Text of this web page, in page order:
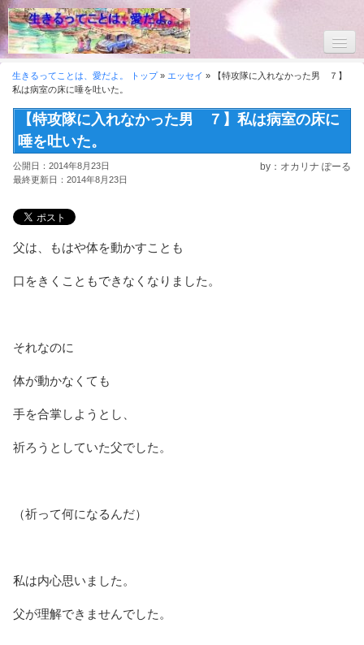
ホーム
オカリナぽーるです。よろしくお願いします。
生きるってことは、愛だよ。 トップ» エッセイ » 【特攻隊に入れなかった男 ７】
私は病室の床に唾を吐いた。
【特攻隊に入れなかった男 ７】私は病室の床に
唾を吐いた。
公開日：2014年8月23日
最終更新日：2014年8月23日
by：オカリナ ぽーる
父は、もはや体を動かすことも
口をきくこともできなくなりました。
それなのに
体が動かなくても
手を合掌しようとし、
祈ろうとしていた父でした。
（祈って何になるんだ）
私は内心思いました。
父が理解できませんでした。